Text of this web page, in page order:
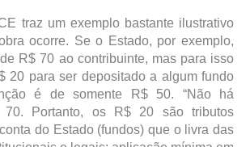
traz um exemplo bastante ilustrativo
ocorre. Se o Estado, por exemplo,
R$ 70 ao contribuinte, mas para isso
20 para ser depositado a algum fundo
é de somente R$ 50. “Não há
Portanto, os R$ 20 são tributos
do Estado (fundos) que o livra das